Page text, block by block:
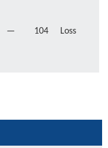
— 104 Loss